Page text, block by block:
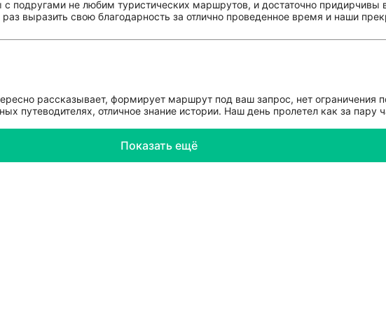
подругами не любим туристических маршрутов, и достаточно придирчивы
выразить свою благодарность за отлично проведенное время и наши
рассказывает, формирует маршрут под ваш запрос, нет ограничения
путеводителях, отличное знание истории. Наш день пролетел как за
Показать ещё